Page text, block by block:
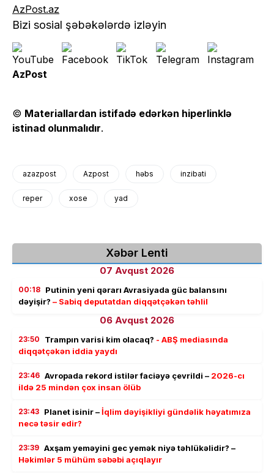
AzPost.az
Bizi sosial şəbəkələrdə izləyin
AzPost
© Materiallardan istifadə edərkən hiperlinklə
istinad olunmalıdır.
azazpost Azpost həbs inzibati
reper xose yad
Xəbər Lenti
07 Avqust 2026
00:18 Putinin yeni qərarı Avrasiyada güc balansını
dəyişir? – Sabiq deputatdan diqqətçəkən təhlil
06 Avqust 2026
23:50 Trampın varisi kim olacaq? - ABŞ mediasında
diqqətçəkən iddia yaydı
23:46 Avropada rekord istilər faciəyə çevrildi – 2026-cı
ildə 25 mindən çox insan ölüb
23:43 Planet isinir –İqlim dəyişikliyi gündəlik həyatımıza
necə təsir edir?
23:39 Axşam yeməyini gec yemək niyə təhlükəlidir? –
Həkimlər 5 mühüm səbəbi açıqlayır